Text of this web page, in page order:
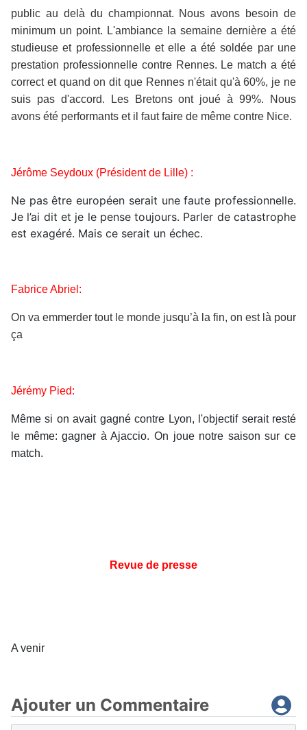
public au delà du championnat. Nous avons besoin de
minimum un point. L'ambiance la semaine dernière a été
studieuse et professionnelle et elle a été soldée par une
prestation professionnelle contre Rennes. Le match a été
correct et quand on dit que Rennes n'était qu'à 60%, je ne
suis pas d'accord. Les Bretons ont joué à 99%. Nous
avons été performants et il faut faire de même contre Nice.
Jérôme Seydoux (Président de Lille) :
Ne pas être européen serait une faute professionnelle.
Je l’ai dit et je le pense toujours. Parler de catastrophe
est exagéré. Mais ce serait un échec.
Fabrice Abriel:
On va emmerder tout le monde jusqu’à la fin, on est là pour
ça
Jérémy Pied:
Même si on avait gagné contre Lyon, l'objectif serait resté
le même: gagner à Ajaccio. On joue notre saison sur ce
match.
Revue de presse
A venir
Ajouter un Commentaire